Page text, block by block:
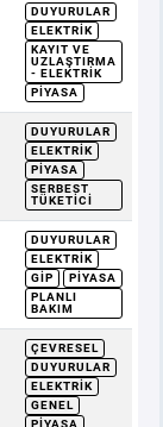
DUYURULAR
ELEKTRIK
KAYIT VE
UZLAŞTIRMA
- ELEKTRIK
PIYASA
DUYURULAR
ELEKTRIK
PIYASA
SERBEST
TÜKETICI
DUYURULAR
ELEKTRIK
GİP
PIYASA
PLANLI
BAKIM
ÇEVRESEL
DUYURULAR
ELEKTRIK
GENEL
PIYASA